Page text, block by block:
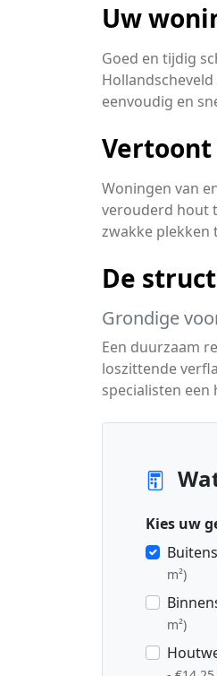
Uw
Goed en tijdig
eenvoudig en
Woningen van
verouderd hout
zwakke plekken
De
Grondige
Een duurzaam
loszittende
specialisten
Kies uw
m²)
m²)